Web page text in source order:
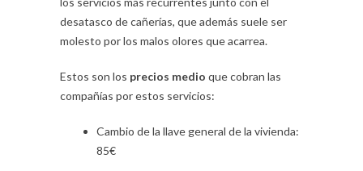
desatasco de cañerías, que además suele ser
molesto por los malos olores que acarrea.
Estos son los precios medio que cobran las
compañías por estos servicios:
Cambio de la llave general de la vivienda:
85€